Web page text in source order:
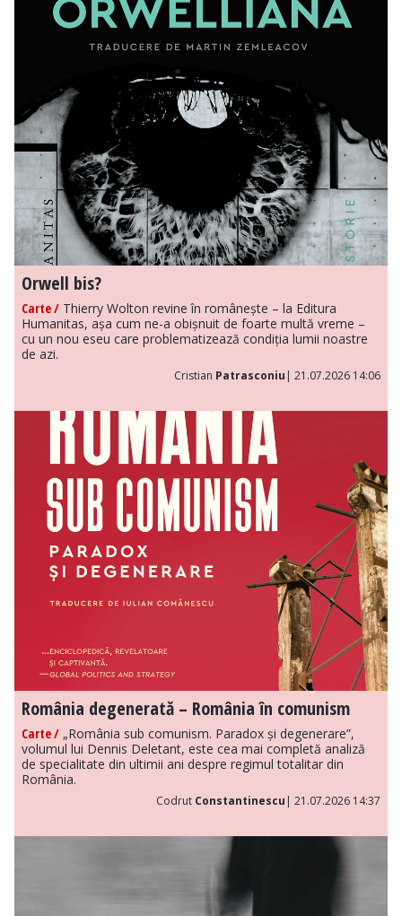
Orwell bis?
Carte / Thierry Wolton revine în românește – la Editura
Humanitas, așa cum ne-a obișnuit de foarte multă vreme –
cu un nou eseu care problematizează condiția lumii noastre
de azi.
Cristian Patrasconiu | 21.07.2026 14:06
România degenerată – România în comunism
Carte / „România sub comunism. Paradox și degenerare”,
volumul lui Dennis Deletant, este cea mai completă analiză
de specialitate din ultimii ani despre regimul totalitar din
România.
Codrut Constantinescu | 21.07.2026 14:37